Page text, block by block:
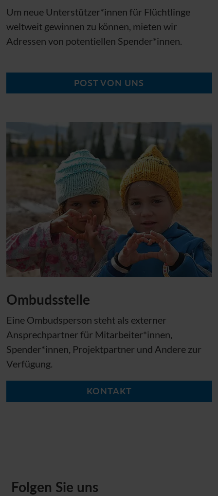
Um neue Unterstützer*innen für Flüchtlinge
weltweit gewinnen zu können, mieten wir
Adressen von potentiellen Spender*innen.
POST VON UNS
Ombudsstelle
Eine Ombudsperson steht als externer
Ansprechpartner für Mitarbeiter*innen,
Spender*innen, Projektpartner und Andere zur
Verfügung.
KONTAKT
Folgen Sie uns